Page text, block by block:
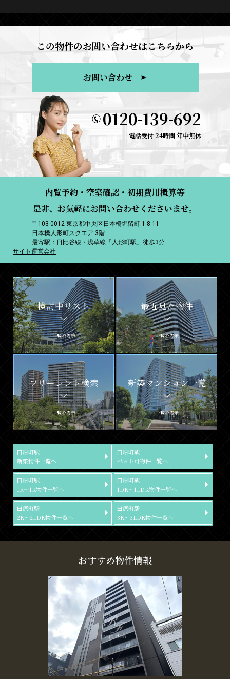
この物件のお問い合わせはこちらから
お問い合わせ
0120-139-692
電話受付 24時間 年中無休
内覧予約・空室確認・初期費用概算等
是非、お気軽にお問い合わせくださいませ。
〒103-0012 東京都中央区日本橋堀留町 1-8-11
日本橋人形町スクエア 3階
最寄駅：日比谷線・浅草線「人形町駅」徒歩3分
サイト運営会社
検討中リスト
一覧を表示
最近見た物件
一覧を表示
フリーレント検索
一覧を表示
新築マンション一覧
一覧を表示
田原町駅
新築物件一覧へ
田原町駅
ペット可物件一覧へ
田原町駅
1R～1K物件一覧へ
田原町駅
1DK～1LDK物件一覧へ
田原町駅
2K～2LDK物件一覧へ
田原町駅
3K～3LDK物件一覧へ
おすすめ物件情報